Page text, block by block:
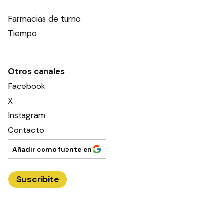
Farmacias de turno
Tiempo
Otros canales
Facebook
X
Instagram
Contacto
Añadir como fuente en
Suscribite